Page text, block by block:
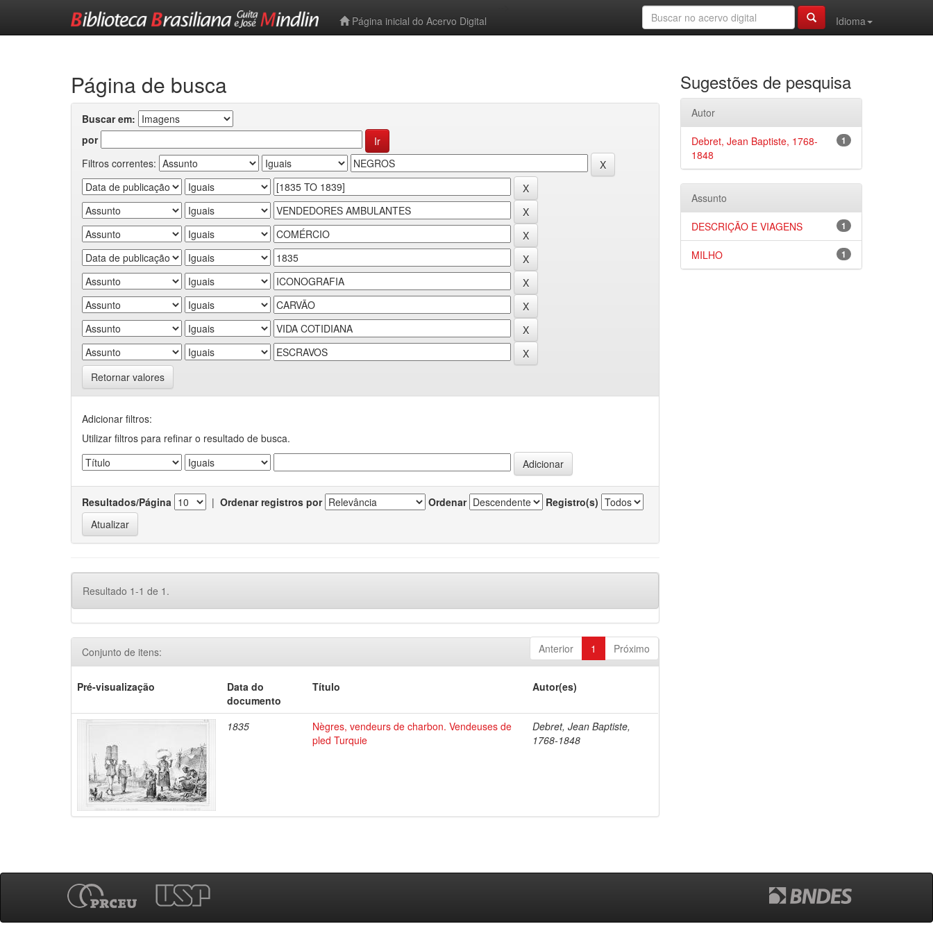
Página inicial do Acervo Digital
Idioma
Página de busca
Buscar em:
por
Filtros correntes:
Retornar valores
Adicionar filtros:
Utilizar filtros para refinar o resultado de busca.
Resultados/Página | Ordenar registros por Ordenar Registro(s)
Resultado 1-1 de 1.
Anterior 1 Próximo
Conjunto de itens:
Pré-visualização
Data do
documento
Título Autor(es)
1835
Nègres, vendeurs de charbon. Vendeuses de
pled Turquie
Debret, Jean Baptiste,
1768-1848
Sugestões de pesquisa
Autor
1
Debret, Jean Baptiste, 1768-
1848
Assunto
1
DESCRIÇÃO E VIAGENS
1
MILHO